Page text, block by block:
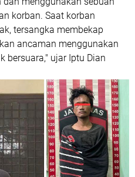
korban. Saat korban
tersangka membekap
ancaman menggunakan
bersuara," ujar Iptu Dian